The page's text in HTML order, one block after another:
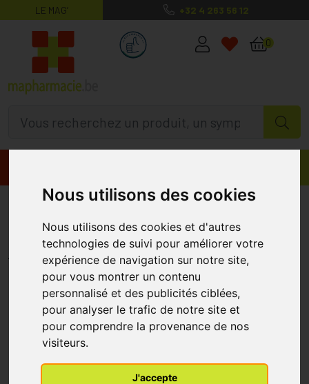
Nous utilisons des cookies
Nous utilisons des cookies et d'autres
technologies de suivi pour améliorer votre
expérience de navigation sur notre site,
pour vous montrer un contenu
personnalisé et des publicités ciblées,
pour analyser le trafic de notre site et
pour comprendre la provenance de nos
visiteurs.
J'accepte
LE MAG’ +32 4 263 56 12
MaPharmacie.be ma santé, mes
0
Etixx Magnesium Tropical 30
Sticks
ETIXX